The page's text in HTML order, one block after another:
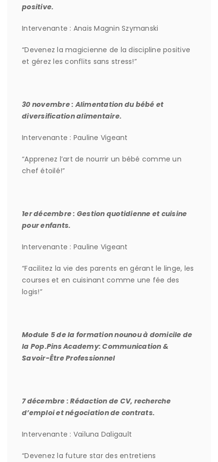
positive.
Intervenante : Anais Magnin Szymanski
“Devenez la magicienne de la discipline positive
et gérez les conflits sans stress!”
30 novembre : Alimentation du bébé et
diversification alimentaire.
Intervenante : Pauline Vigeant
“Apprenez l’art de nourrir un bébé comme un
chef étoilé!”
1er décembre : Gestion quotidienne et cuisine
pour enfants.
Intervenante : Pauline Vigeant
“Facilitez la vie des parents en gérant le linge, les
courses et en cuisinant comme une fée des
logis!”
Module 5 de la formation nounou à domicile de
la Pop.Pins Academy: Communication &
Savoir-Être Professionnel
7 décembre : Rédaction de CV, recherche
d’emploi et négociation de contrats.
Intervenante : Vaïluna Daligault
“Devenez la future star des entretiens